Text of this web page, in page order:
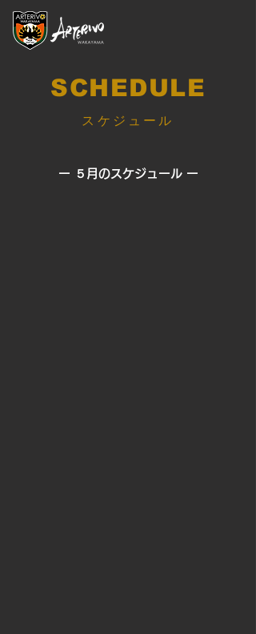
SCHEDULE
スケジュール
ー ５ 月のスケジュール ー